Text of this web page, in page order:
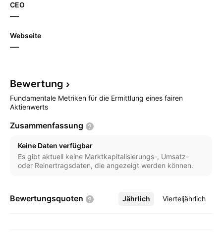
CEO
—
Webseite
—
Bewertung
Fundamentale Metriken für die Ermittlung eines fairen
Aktienwerts
Zusammenfassung
Keine Daten verfügbar
Es gibt aktuell keine Marktkapitalisierungs-, Umsatz-
oder Reinertragsdaten, die angezeigt werden können.
Bewertungsquoten Jährlich Vierteljährlich
Mehr